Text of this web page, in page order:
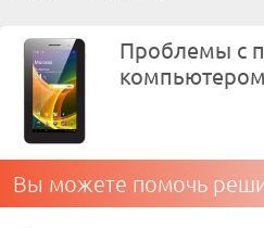
Проблемы с
Вы можете помочь